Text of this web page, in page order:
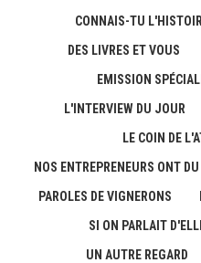
CONNAIS-TU
DES LIVRES ET VOUS
EMISSION
L'INTERVIEW DU JOUR
LE COIN DE
NOS ENTREPRENEURS ONT
PAROLES DE VIGNERONS
SI ON PARLAIT
UN AUTRE REGARD